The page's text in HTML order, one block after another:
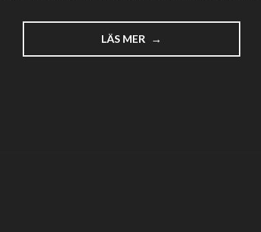
LÄS MER
"FÖDELSEDAGS-
LAN"